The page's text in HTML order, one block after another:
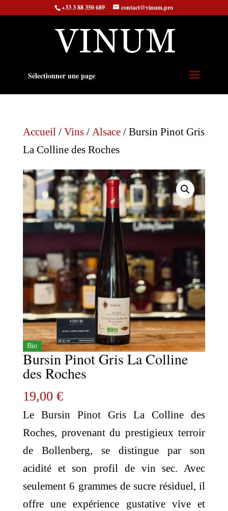
+33 3 88 350 689 contact@vinum.pro
Sélectionner une page
Accueil/ Vins/ Alsace/ Bursin Pinot Gris
La Colline des Roches
Bio
Bursin Pinot Gris La Colline
des Roches
19,00 €
Le Bursin Pinot Gris La Colline des
Roches, provenant du prestigieux terroir
de Bollenberg, se distingue par son
acidité et son profil de vin sec. Avec
seulement 6 grammes de sucre résiduel, il
offre une expérience gustative vive et